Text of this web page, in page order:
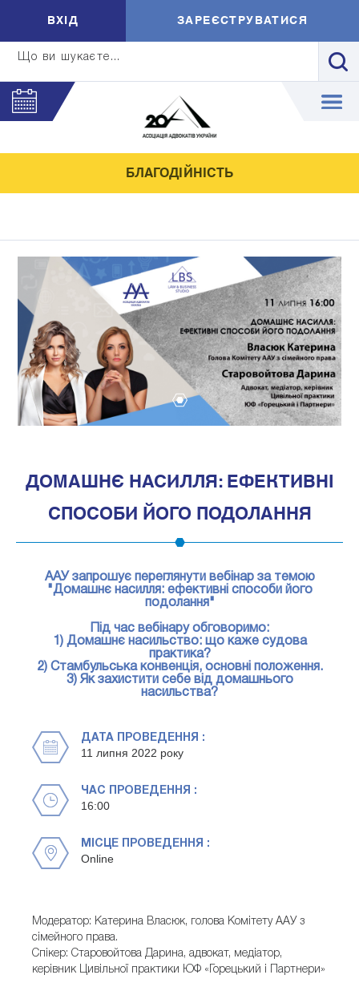
Що ви шукаєте...
ВXIД ЗАРЕЄСТРУВАТИСЯ
БЛАГОДІЙНІСТЬ
ДОМАШНЄ НАСИЛЛЯ: ЕФЕКТИВНІ
СПОСОБИ ЙОГО ПОДОЛАННЯ
ААУ запрошує переглянути вебінар за темою
"Домашнє насилля: ефективні способи його
подолання"
Під час вебінару обговоримо:
1) Домашнє насильство: що каже судова
практика?
2) Стамбульська конвенція, основні положення.
3) Як захистити себе від домашнього
насильства?
ДАТА ПРОВЕДЕННЯ :
11 липня 2022 року
ЧАС ПРОВЕДЕННЯ :
16:00
МІСЦЕ ПРОВЕДЕННЯ :
Online
Модератор: Катерина Власюк, голова Комітету ААУ з
сімейного права.
Спікер: Старовойтова Дарина, адвокат, медіатор,
керівник Цивільної практики ЮФ «Горецький і Партнери»